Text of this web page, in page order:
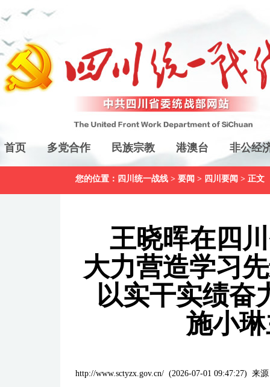
首页 多党合作 民族宗教 港澳台 非公经
您的位置： 四川统一战线 > 要闻 > 四川要闻 > 正文
王晓晖在四
大力营造学习
以实干实绩奋
施小
http://www.sctyzx.gov.cn/ (2026-07-01 09:47:27) 来